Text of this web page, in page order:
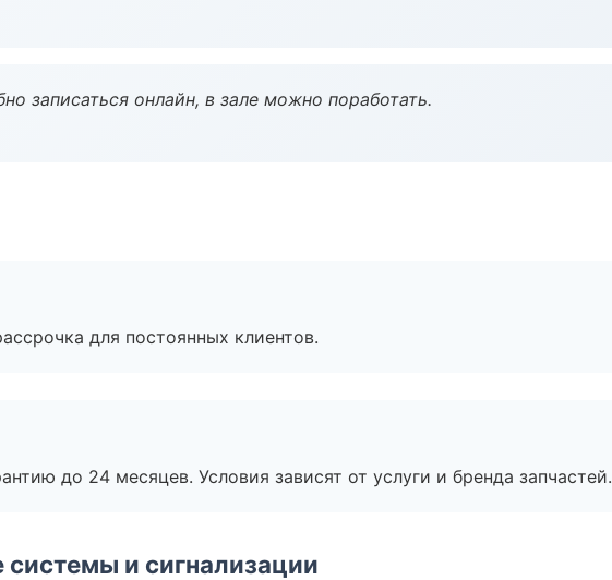
записаться онлайн, в зале можно поработать.
для постоянных клиентов.
до 24 месяцев. Условия зависят от услуги и бренда запчастей.
и сигнализации